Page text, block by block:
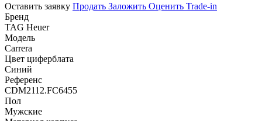
Оставить заявку Продать Заложить Оценить Trade-in
Бренд
TAG Heuer
Модель
Carrera
Цвет циферблата
Синий
Референс
CDM2112.FC6455
Пол
Мужские